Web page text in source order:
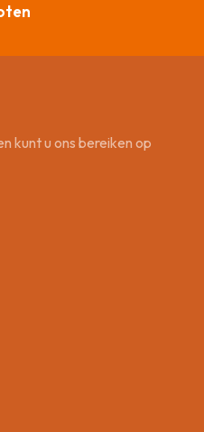
kunt u ons bereiken op